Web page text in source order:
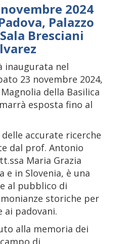
2024
Palazzo
Bresciani
inaugurata nel
23 novembre 2024,
della Basilica
esposta fino al
accurate ricerche
dal prof. Antonio
Maria Grazia
e in Slovenia, è una
al pubblico di
storiche per
ai padovani.
alla memoria dei